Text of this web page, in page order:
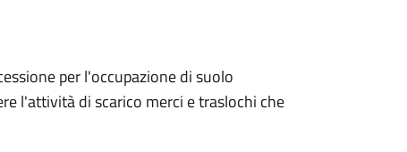
per l'occupazione di suolo
l'attività di scarico merci e traslochi che